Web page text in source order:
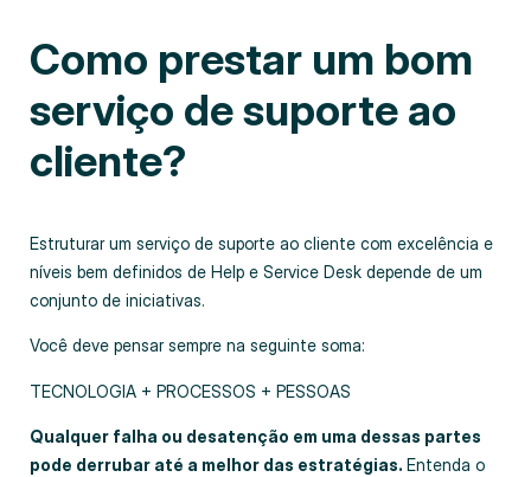
Como prestar um bom
serviço de suporte ao
cliente?
Estruturar um serviço de suporte ao cliente com excelência e
níveis bem definidos de Help e Service Desk depende de um
conjunto de iniciativas.
Você deve pensar sempre na seguinte soma:
TECNOLOGIA + PROCESSOS + PESSOAS
Qualquer falha ou desatenção em uma dessas partes
pode derrubar até a melhor das estratégias. Entenda o